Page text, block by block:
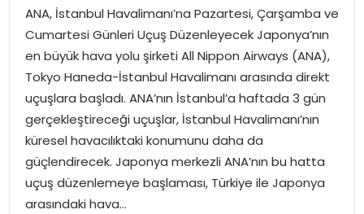
MAGAZIN
SPOR
EĞITIM
OTOMOBIL
TEKNOLOJI
ANA, İstanbul Havalimanı’na Pazartesi, Çarşamba ve
Cumartesi Günleri Uçuş Düzenleyecek Japonya’nın
en büyük hava yolu şirketi All Nippon Airways (ANA),
Tokyo Haneda-İstanbul Havalimanı arasında direkt
uçuşlara başladı. ANA’nın İstanbul’a haftada 3 gün
gerçekleştireceği uçuşlar, İstanbul Havalimanı’nın
küresel havacılıktaki konumunu daha da
güçlendirecek. Japonya merkezli ANA’nın bu hatta
uçuş düzenlemeye başlaması, Türkiye ile Japonya
arasındaki hava…